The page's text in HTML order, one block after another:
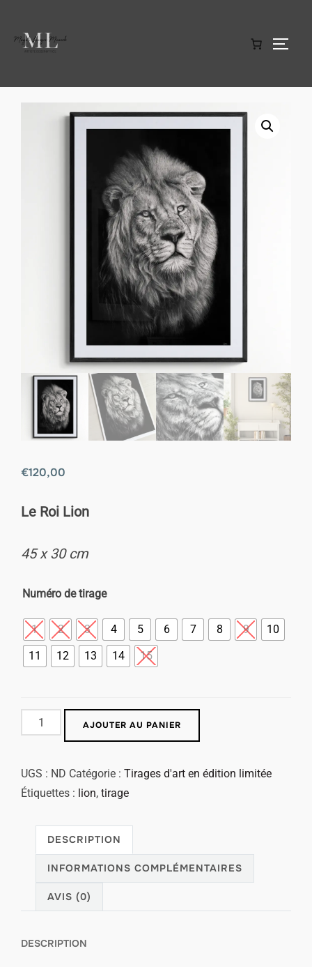
€120,00
Le Roi Lion
45 x 30 cm
Numéro de tirage
1 2 3 4 5 6 7 8 9
10
11
12 13 14 15
AJOUTER AU PANIER
UGS : ND Catégorie : Tirages d'art en édition limitée
Étiquettes : lion, tirage
DESCRIPTION
INFORMATIONS COMPLÉMENTAIRES
AVIS (0)
DESCRIPTION